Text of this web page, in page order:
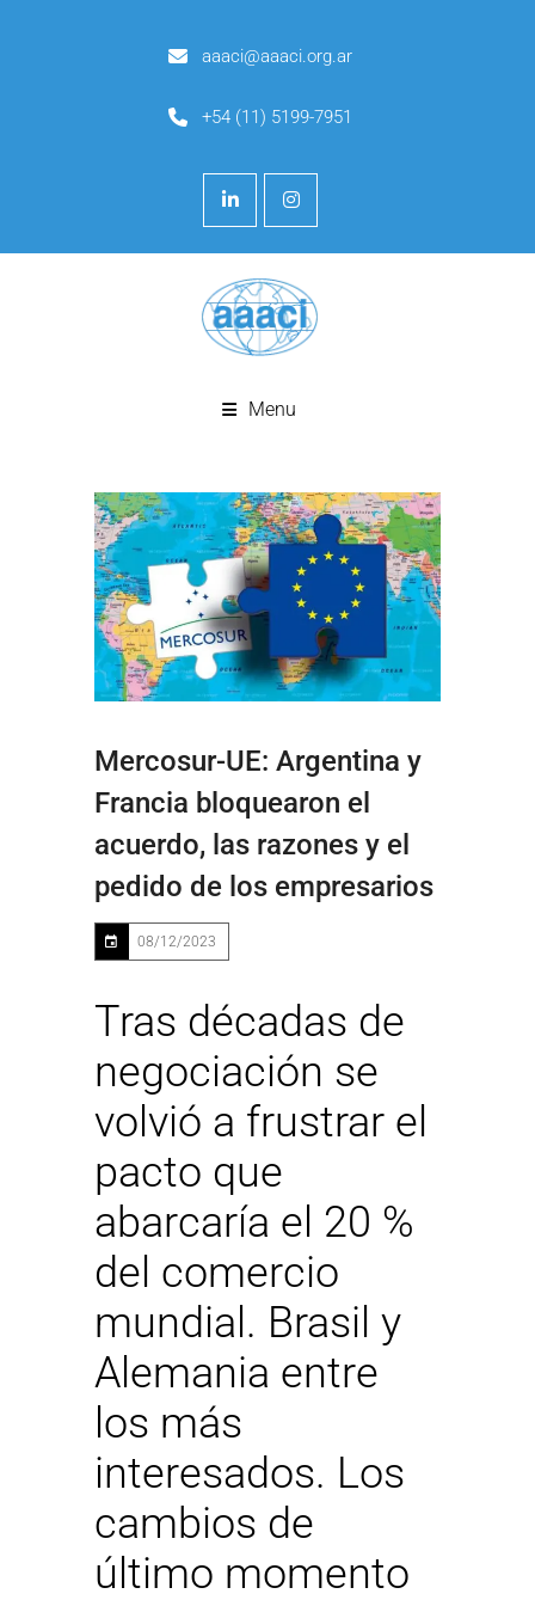
aaaci@aaaci.org.ar
+54 (11) 5199-7951
Menu
Mercosur-UE: Argentina y
Francia bloquearon el
acuerdo, las razones y el
pedido de los empresarios
08/12/2023
Tras décadas de
negociación se
volvió a frustrar el
pacto que
abarcaría el 20 %
del comercio
mundial. Brasil y
Alemania entre
los más
interesados. Los
cambios de
último momento